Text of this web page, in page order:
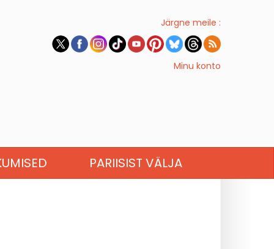
Järgne meile :
Minu konto
PARIISIST VÄLJA